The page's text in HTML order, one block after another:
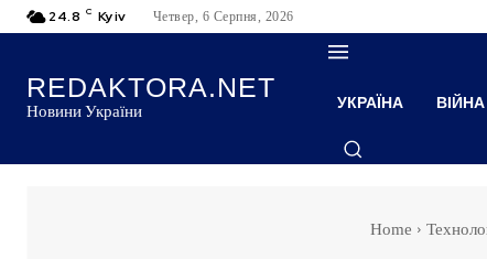
24.8 C Kyiv Четвер, 6 Серпня, 2026
REDAKTORA.NET
Новини України УКРАЇНА ВІЙНА
Home